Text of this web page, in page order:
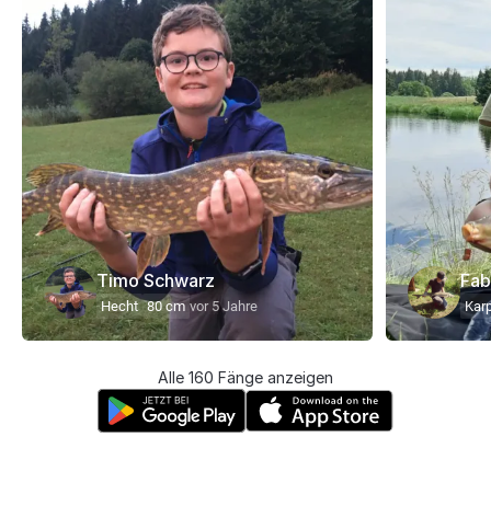
Timo Schwarz
Hecht 80 cm vor 5 Jahre
Alle 160 Fänge anzeigen